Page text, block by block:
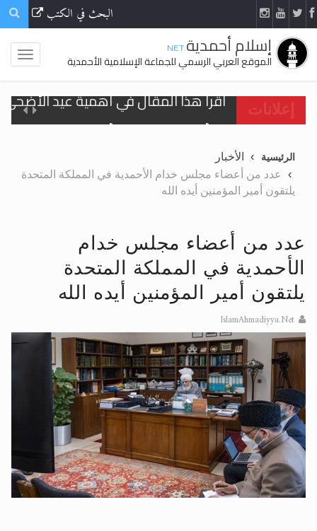
البحث في الكتب
إسلام أحمدية.NET
الموقع العربي الرسمي للجماعة الإسلامية الأحمدية
إعلانات
اقرأ هذا المقال في أهمية عيد
تعميم هامّ لأفراد الجماعة >> المزيد
تعميم هامّ لأفراد الجماعة >> المزيد
اقرأ هذا الكتاب وتعرّف على حقيقة
الحجّ.. دلالات، حِكم، وأهداف >> المزيد
اقرأ هذا المقال في أهمية عيد
الرئيسية
الأخبار
عدد من أعضاء مجلس خدام الأحمدية في المملكة المتحدة
يلتقون أمير المؤمنين أيده الله
عدد من أعضاء مجلس خدام
الأحمدية في المملكة المتحدة
يلتقون أمير المؤمنين أيده الله
IslamAhmadiyya.Net